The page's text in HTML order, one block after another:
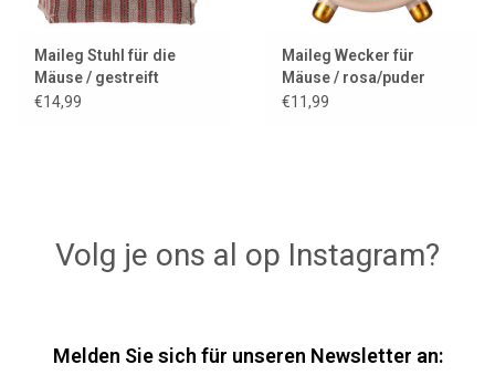
Maileg Stuhl für die
Mäuse / gestreift
€14,99
Maileg Wecker für
Mäuse / rosa/puder
€11,99
Volg je ons al op Instagram?
Melden Sie sich für unseren Newsletter an: